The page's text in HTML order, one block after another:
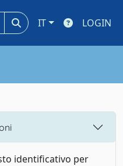
IT LOGIN
identificativo per